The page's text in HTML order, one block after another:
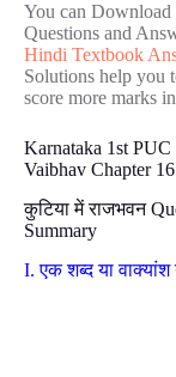
You can Download
Questions and
Hindi Textbook
Solutions help you
score more marks
Karnataka 1st
Vaibhav Chapter
कुटिया में राजभवन
Summary
I. एक शब्द या वाक्यांश